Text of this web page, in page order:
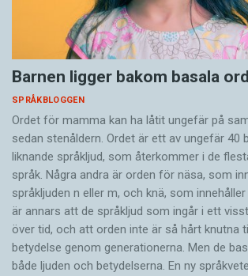
Barnen ligger bakom basala ord
SPRÅKBLOGGEN
Ordet för mamma kan ha låtit ungefär på
sedan stenåldern. Ordet är ett av ungefär 40
liknande språkljud, som återkommer i de
språk. Några andra är orden för näsa, som
språkljuden n eller m, och knä, som
är annars att de språkljud som ingår i ett
över tid, och att orden inte är så hårt knutna
betydelse genom generationerna. Men de
både ljuden och betydelserna. En ny